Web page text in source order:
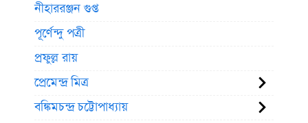
নীহাররঞ্জন গুপ্ত
পূর্ণেন্দু পত্রী
প্রফুল্ল রায়
প্রেমেন্দ্র মিত্র
বঙ্কিমচন্দ্র চট্টোপাধ্যায়